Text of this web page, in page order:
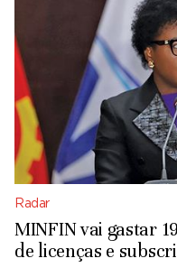
Radar
MINFIN vai gastar
de licenças e